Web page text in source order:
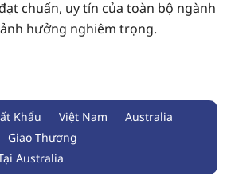
chuẩn, uy tín của toàn bộ ngành
hưởng nghiêm trọng.
Khẩu Việt Nam
Australia
Giao Thương
Australia